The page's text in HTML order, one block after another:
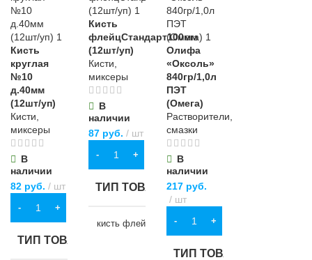
Кисть
круглая
№10
д.40мм
(12шт/уп)
Кисти,
миксеры
В
наличии
82 руб. шт
В КОРЗИНУ
ТИП ТОВАРА
Кисть
флейцСтандарт100мм
(12шт/уп)
Кисти,
миксеры
В
наличии
87 руб. шт
В КОРЗИНУ
ТИП ТОВАРА
кисть флейцевая
Олифа
«Оксоль»
840гр/1,0л
ПЭТ
(Омега)
Растворители,
смазки
В
наличии
217 руб.
шт
В КОРЗИНУ
ТИП ТОВАРА